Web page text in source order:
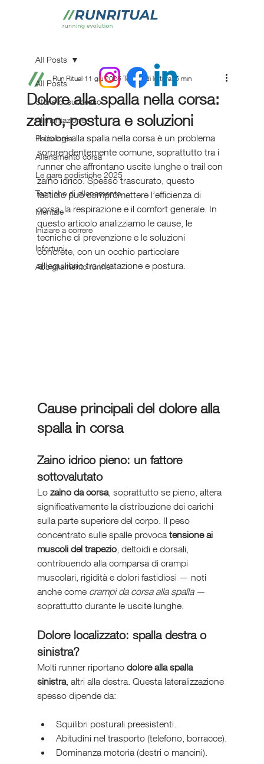
All Posts
Storie di successo
Alimentazione
Psicologia
Allenamento corsa
Le gare podistiche 2025
Tecniche di allenamento
Mentale
Iniziare a correre
Infortuni
Abbigliamento runner
All Posts
Dolore alla spalla nella corsa:
zaino, postura e soluzioni
Run Ritual 11 giu 2025 Tempo di lettura: 5 min
Il dolore alla spalla nella corsa è un problema
sorprendentemente comune, soprattutto tra i
runner che affrontano uscite lunghe o trail con
zaino idrico. Spesso trascurato, questo
fastidio può compromettere l’efficienza di
corsa, la respirazione e il comfort generale. In
questo articolo analizziamo le cause, le
tecniche di prevenzione e le soluzioni
concrete, con un occhio particolare
all’equilibrio tra idratazione e postura.
Cause principali del dolore alla
spalla in corsa
Zaino idrico pieno: un fattore
sottovalutato
Lo zaino da corsa, soprattutto se pieno, altera
significativamente la distribuzione dei carichi
sulla parte superiore del corpo. Il peso
concentrato sulle spalle provoca tensione ai
muscoli del trapezio, deltoidi e dorsali,
contribuendo alla comparsa di crampi
muscolari, rigidità e dolori fastidiosi — noti
anche come crampi da corsa alla spalla —
soprattutto durante le uscite lunghe.
Dolore localizzato: spalla destra o
sinistra?
Molti runner riportano dolore alla spalla
sinistra, altri alla destra. Questa lateralizzazione
spesso dipende da:
Squilibri posturali preesistenti.
Abitudini nel trasporto (telefono, borracce).
Dominanza motoria (destri o mancini).